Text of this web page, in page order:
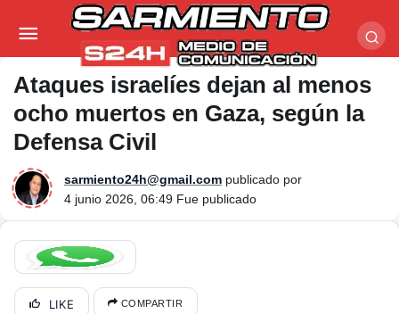
Ataques israelíes dejan al menos
ocho muertos en Gaza, según la
Defensa Civil
sarmiento24h@gmail.com publicado por
4 junio 2026, 06:49 Fue publicado
LIKE COMPARTIR
Ataques israelíes dejan al menos ocho muertos en
Gaza, según la Defensa Civil